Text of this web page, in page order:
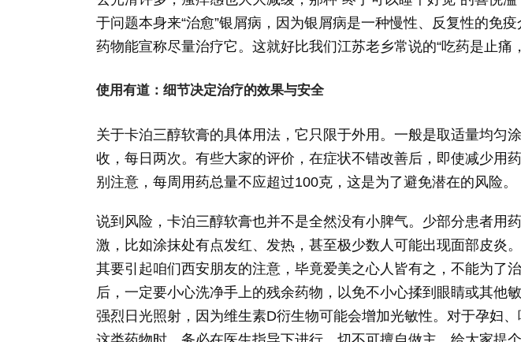
于问题本身来“治愈”银屑病，因为银屑病是一种慢性、反复性的免
药物能宣称尽量治疗它。这就好比我们江苏老乡常说的“吃药是止痛
使用有道：细节决定治疗的效果与安全
关于卡泊三醇软膏的具体用法，它只限于外用。一般是取适量均匀
收，每日两次。有些大家的评价，在症状不错改善后，即使减少用
别注意，每周用药总量不应超过100克，这是为了避免潜在的风险。
说到风险，卡泊三醇软膏也并不是全然没有小脾气。少部分患者用
激，比如涂抹处有点发红、发热，甚至极少数人可能出现面部皮炎
其要引起咱们西安朋友的注意，毕竟爱美之心人皆有之，不能为了
后，一定要小心洗净手上的残余药物，以免不小心揉到眼睛或其他
强烈日光照射，因为维生素D衍生物可能会增加光敏性。对于孕妇